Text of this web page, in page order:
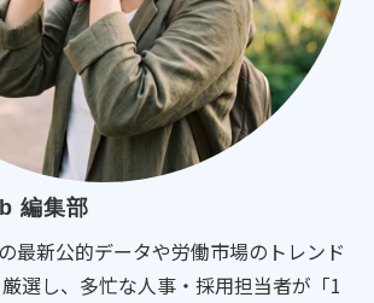
編集部
最新公的データや労働市場のトレンド
選し、多忙な人事・採用担当者が「1